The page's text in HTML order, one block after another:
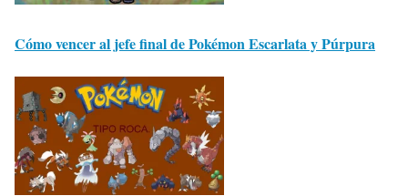
Cómo vencer al jefe final de Pokémon Escarlata y Púrpura